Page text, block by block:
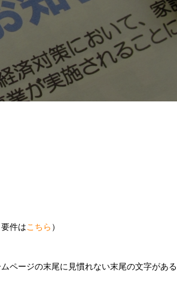
件はこちら ）
ページの末尾に見慣れない末尾の文字がある